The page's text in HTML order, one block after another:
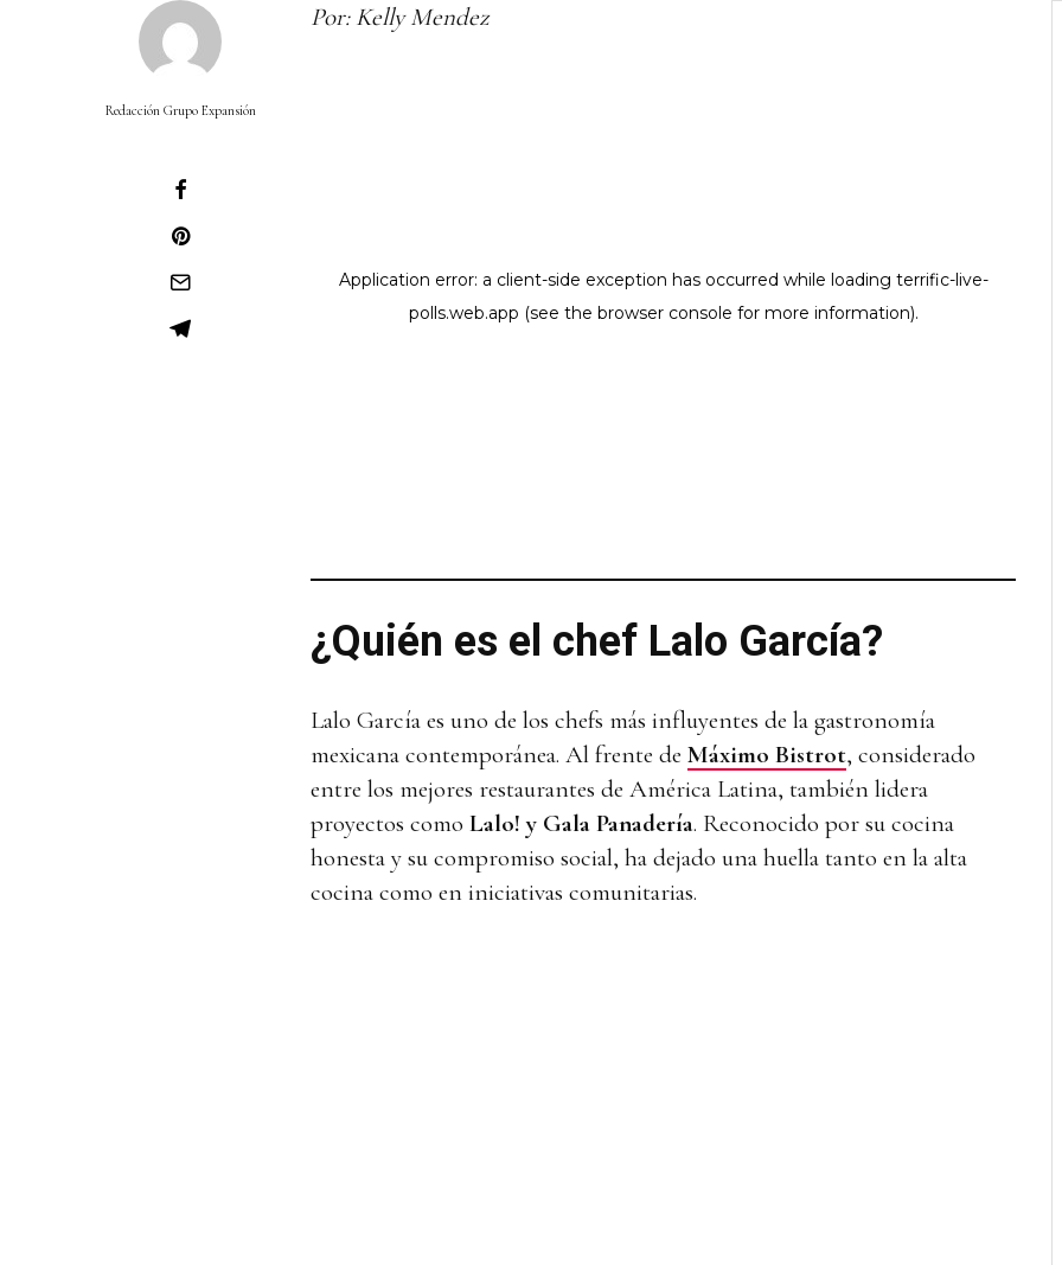
Redacción Grupo Expansión
Por: Kelly Mendez
¿Quién es el chef Lalo García?
Lalo García es uno de los chefs más influyentes de la gastronomía
mexicana contemporánea. Al frente de Máximo Bistrot, considerado
entre los mejores restaurantes de América Latina, también lidera
proyectos como Lalo! y Gala Panadería. Reconocido por su cocina
honesta y su compromiso social, ha dejado una huella tanto en la alta
cocina como en iniciativas comunitarias.